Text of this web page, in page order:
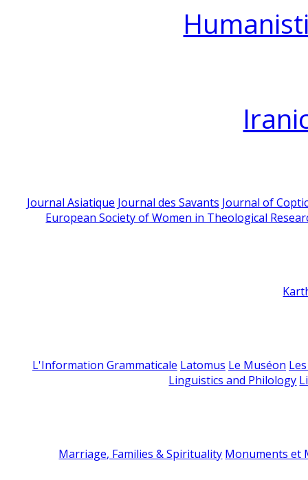
Journal Asiatique Journal des Savants Journal of
European Society of Women in Theological
L'Information Grammaticale Latomus Le Muséon
Linguistics and Philology
Marriage, Families & Spirituality Monuments et